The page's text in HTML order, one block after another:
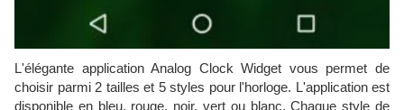
L'élégante application Analog Clock Widget vous permet de
choisir parmi 2 tailles et 5 styles pour l'horloge. L'application est
disponible en bleu, rouge, noir, vert ou blanc. Chaque style de